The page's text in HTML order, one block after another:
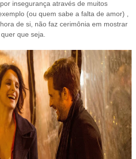
insegurança através de muitos
(ou quem sabe a falta de amor) ,
de si, não faz cerimônia em mostrar
que seja.